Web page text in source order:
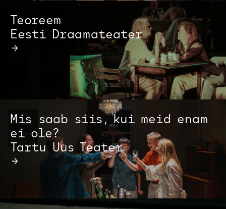
Teoreem
Eesti Draamateater
→
Mis saab siis, kui meid enam
ei ole?
Tartu Uus Teater
→